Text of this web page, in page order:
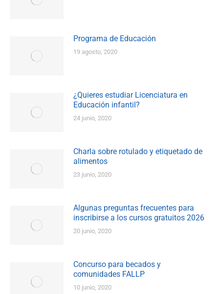
Programa de Educación
19 agosto, 2020
¿Quieres estudiar Licenciatura en
Educación infantil?
24 junio, 2020
Charla sobre rotulado y etiquetado de
alimentos
23 junio, 2020
Algunas preguntas frecuentes para
inscribirse a los cursos gratuitos 2026
20 junio, 2020
Concurso para becados y
comunidades FALLP
10 junio, 2020